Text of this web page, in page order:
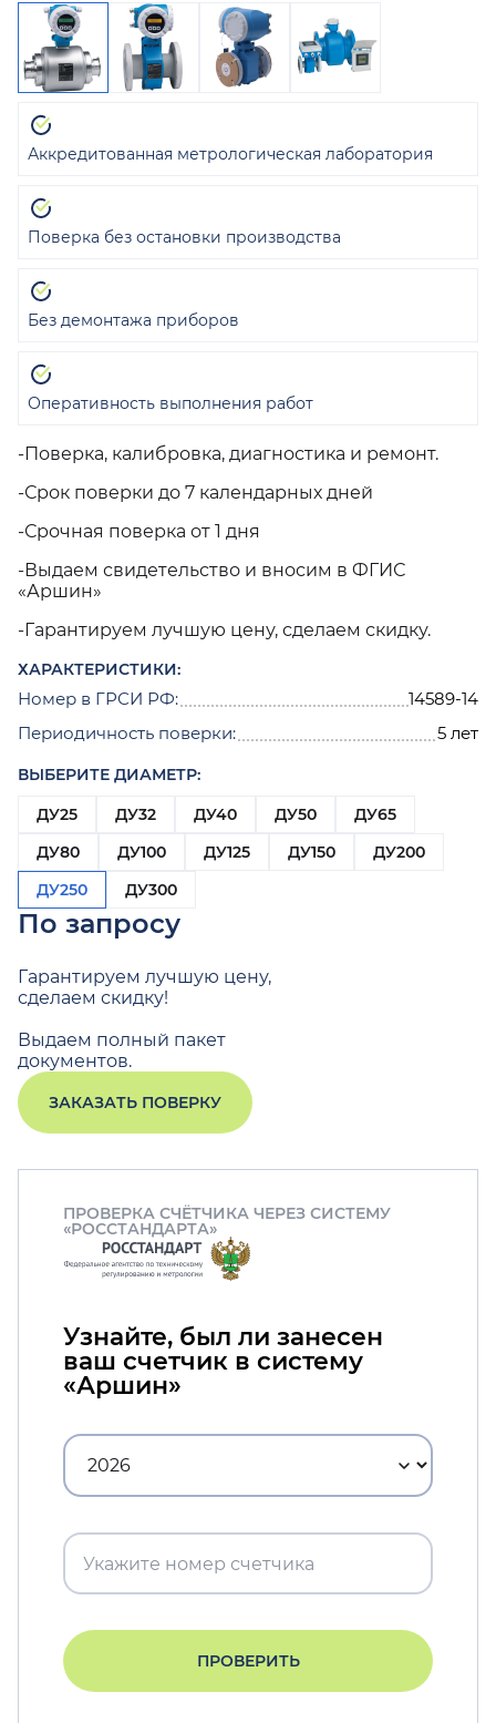
-Поверка, калибровка, диагностика и ремонт.
-Срок поверки до 7 календарных дней
-Срочная поверка от 1 дня
-Выдаем свидетельство и вносим в ФГИС
«Аршин»
-Гарантируем лучшую цену, сделаем скидку.
ХАРАКТЕРИСТИКИ:
Номер в ГРСИ РФ:
14589-14
Периодичность поверки:
5 лет
ВЫБЕРИТЕ ДИАМЕТР:
ДУ25
ДУ32 ДУ40 ДУ50
ДУ65
ДУ80
ДУ100 ДУ125 ДУ150
ДУ200
ДУ250
ДУ300
По запросу
Гарантируем лучшую цену,
сделаем скидку!
Выдаем полный пакет
документов.
ЗАКАЗАТЬ ПОВЕРКУ
Аккредитованная метрологическая лаборатория
Поверка без остановки производства
Без демонтажа приборов
Оперативность выполнения работ
ПРОВЕРКА СЧЁТЧИКА ЧЕРЕЗ СИСТЕМУ
«РОССТАНДАРТА»
Узнайте, был ли занесен
ваш счетчик в систему
«Аршин»
ПРОВЕРИТЬ